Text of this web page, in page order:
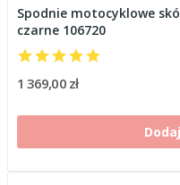
Spodnie motocyklowe
czarne 106720
1 369,00 zł